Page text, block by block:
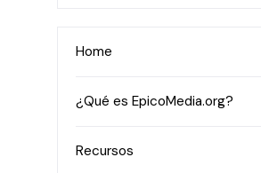
Home
¿Qué es EpicoMedia.org?
Recursos